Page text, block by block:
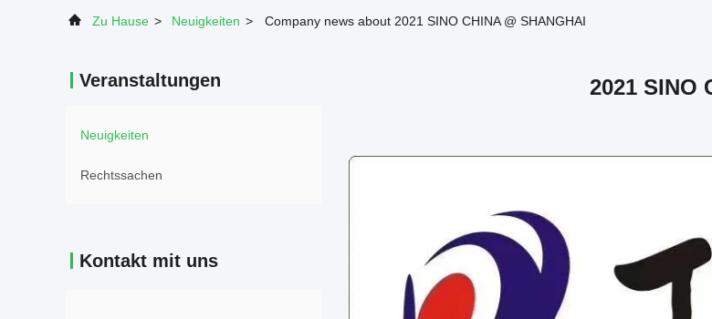
Zu Hause > Neuigkeiten > Company news about 2021 SINO CHINA @ SHANGHAI
Veranstaltungen
Neuigkeiten
Rechtssachen
Kontakt mit uns
2021 SINO